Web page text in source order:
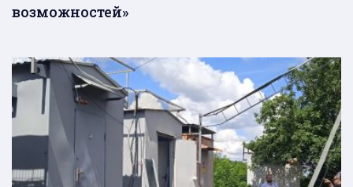
возможностей»